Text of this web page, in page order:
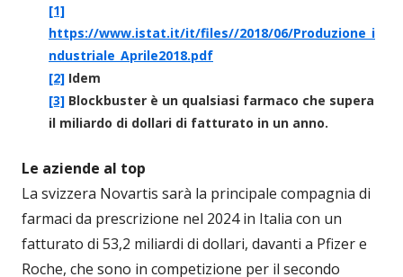
[1]
https://www.istat.it/it/files//2018/06/Produzione_i
ndustriale_Aprile2018.pdf
[2] Idem
[3] Blockbuster è un qualsiasi farmaco che supera
il miliardo di dollari di fatturato in un anno.
Le aziende al top
La svizzera Novartis sarà la principale compagnia di
farmaci da prescrizione nel 2024 in Italia con un
fatturato di 53,2 miliardi di dollari, davanti a Pfizer e
Roche, che sono in competizione per il secondo